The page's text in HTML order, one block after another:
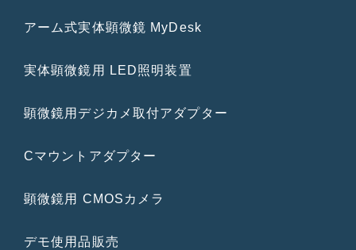
アーム式実体顕微鏡 MyDesk
実体顕微鏡用 LED照明装置
顕微鏡用デジカメ取付アダプター
Cマウントアダプター
顕微鏡用 CMOSカメラ
デモ使用品販売